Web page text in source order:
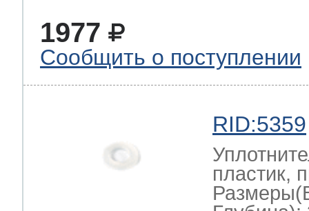
1977
Сообщить о поступлении
RID:5359
пластик,